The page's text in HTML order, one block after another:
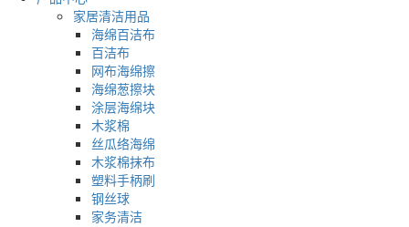
家居清洁用品
海绵百洁布
百洁布
网布海绵擦
海绵葱擦块
涂层海绵块
木浆棉
丝瓜络海绵
木浆棉抹布
塑料手柄刷
钢丝球
家务清洁